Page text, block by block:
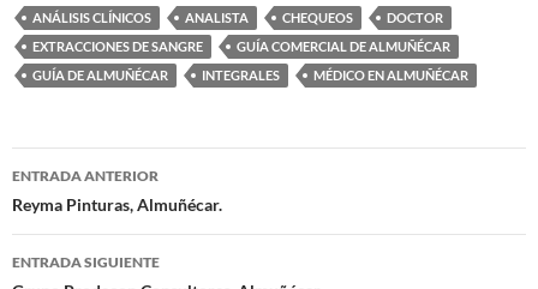
ANÁLISIS CLÍNICOS ANALISTA CHEQUEOS
DOCTOR
EXTRACCIONES DE SANGRE
GUÍA COMERCIAL DE ALMUÑÉCAR
GUÍA DE ALMUÑÉCAR
INTEGRALES MÉDICO EN ALMUÑÉCAR
Navegación
de
ENTRADA ANTERIOR
Reyma Pinturas, Almuñécar.
ENTRADA SIGUIENTE